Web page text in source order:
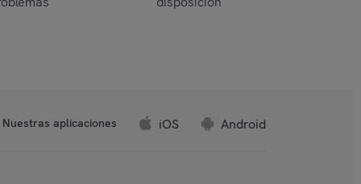
Nuestras aplicaciones iOS Android